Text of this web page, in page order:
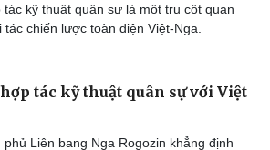
kỹ thuật quân sự là một trụ cột quan
chiến lược toàn diện Việt-Nga.
tác kỹ thuật quân sự với Việt
Liên bang Nga Rogozin khẳng định